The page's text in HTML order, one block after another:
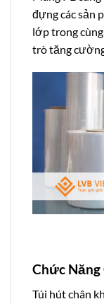
đựng các sản
lớp trong cùng
trò tăng
Chức Năng
Túi hút chân